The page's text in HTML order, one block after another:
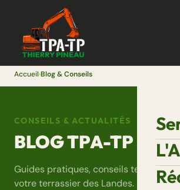
Accueil›Blog & Conseils
CONSEILS & ACTUALITÉS
BLOG TPA-TP
Guides pratiques, conseils terrain et
votre terrassier des Landes.